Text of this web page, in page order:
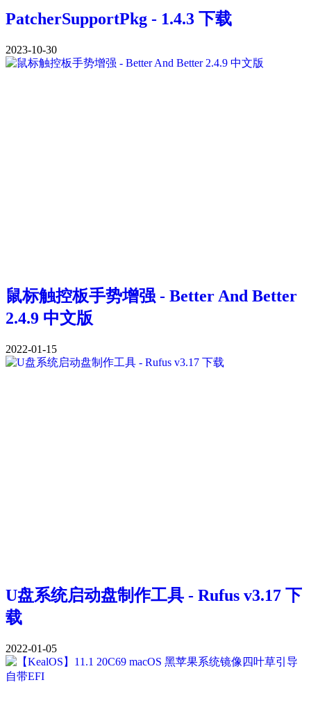
PatcherSupportPkg - 1.4.3 下载
2023-10-30
鼠标触控板手势增强 - Better And Better
2.4.9 中文版
2022-01-15
U盘系统启动盘制作工具 - Rufus v3.17 下
载
2022-01-05